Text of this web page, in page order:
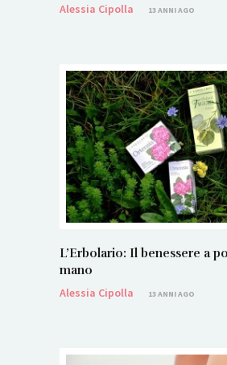
Alessia Cipolla
13 ANNI AGO
L’Erbolario: Il benessere a
mano
Alessia Cipolla
13 ANNI AGO